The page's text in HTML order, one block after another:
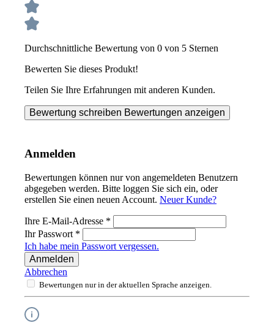
Durchschnittliche Bewertung von 0 von 5 Sternen
Bewerten Sie dieses Produkt!
Teilen Sie Ihre Erfahrungen mit anderen Kunden.
Bewertung schreiben Bewertungen anzeigen
Anmelden
Bewertungen können nur von angemeldeten Benutzern
abgegeben werden. Bitte loggen Sie sich ein, oder
erstellen Sie einen neuen Account. Neuer Kunde?
Ihre E-Mail-Adresse *
Ihr Passwort *
Ich habe mein Passwort vergessen.
Anmelden
Abbrechen
Bewertungen nur in der aktuellen Sprache anzeigen.